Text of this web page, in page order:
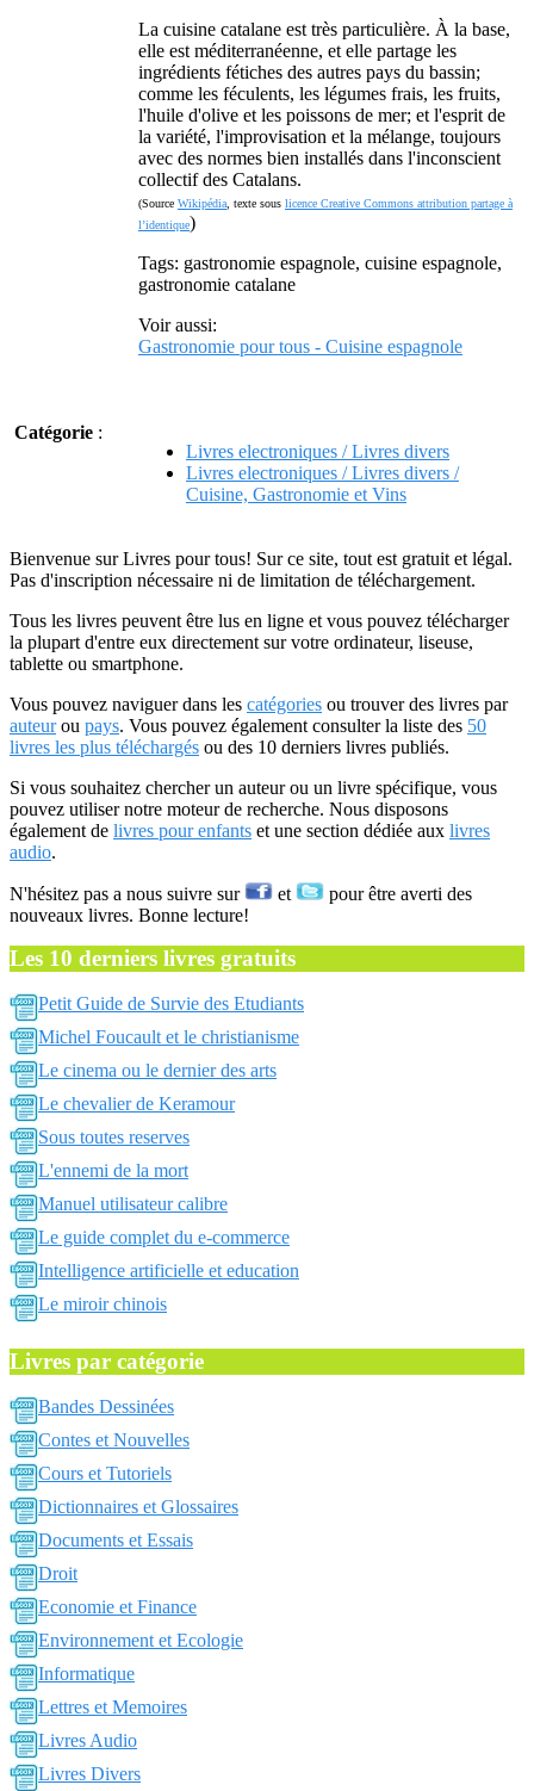
La cuisine catalane est très particulière. À la base,
elle est méditerranéenne, et elle partage les
ingrédients fétiches des autres pays du bassin;
comme les féculents, les légumes frais, les fruits,
l'huile d'olive et les poissons de mer; et l'esprit de
la variété, l'improvisation et la mélange, toujours
avec des normes bien installés dans l'inconscient
collectif des Catalans.
(Source Wikipédia , texte sous licence Creative Commons attribution partage à
l’identique)
Tags: gastronomie espagnole, cuisine espagnole,
gastronomie catalane
Voir aussi:
Gastronomie pour tous - Cuisine espagnole
Catégorie :
Livres electroniques / Livres divers
Livres electroniques / Livres divers /
Cuisine, Gastronomie et Vins
Bienvenue sur Livres pour tous! Sur ce site, tout est gratuit et légal.
Pas d'inscription nécessaire ni de limitation de téléchargement.
Tous les livres peuvent être lus en ligne et vous pouvez télécharger
la plupart d'entre eux directement sur votre ordinateur, liseuse,
tablette ou smartphone.
Vous pouvez naviguer dans les catégories ou trouver des livres par
auteurou pays. Vous pouvez également consulter la liste des 50
livres les plus téléchargés ou des 10 derniers livres publiés.
Si vous souhaitez chercher un auteur ou un livre spécifique, vous
pouvez utiliser notre moteur de recherche. Nous disposons
également de livres pour enfants et une section dédiée aux livres
audio.
N'hésitez pas a nous suivre sur et
pour être averti des
nouveaux livres. Bonne lecture!
Les 10 derniers livres gratuits
Petit Guide de Survie des Etudiants
Michel Foucault et le christianisme
Le cinema ou le dernier des arts
Le chevalier de Keramour
Sous toutes reserves
L'ennemi de la mort
Manuel utilisateur calibre
Le guide complet du e-commerce
Intelligence artificielle et education
Le miroir chinois
Livres par catégorie
Bandes Dessinées
Contes et Nouvelles
Cours et Tutoriels
Dictionnaires et Glossaires
Documents et Essais
Droit
Economie et Finance
Environnement et Ecologie
Informatique
Lettres et Memoires
Livres Audio
Livres Divers